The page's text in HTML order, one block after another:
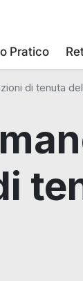
Pratico
di tenuta